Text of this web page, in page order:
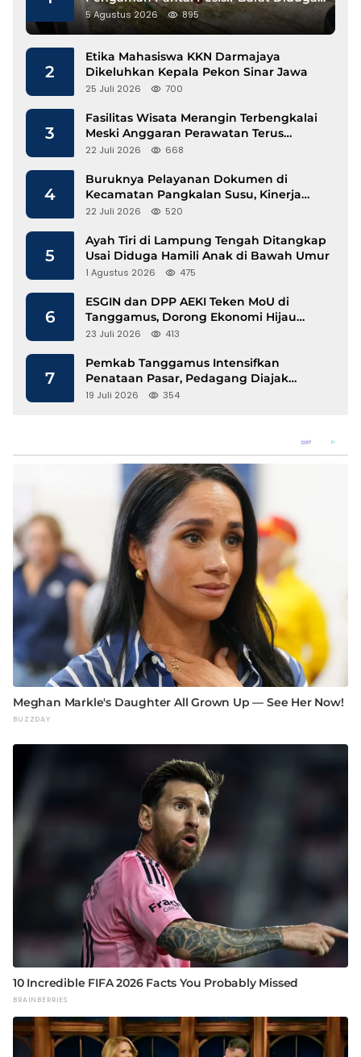
Gunakan Besi Banci
5 Agustus 2026 895
2
Etika Mahasiswa KKN Darmajaya
Dikeluhkan Kepala Pekon Sinar Jawa
25 Juli 2026 700
3
Fasilitas Wisata Merangin Terbengkalai
Meski Anggaran Perawatan Terus
Mengalir
22 Juli 2026 668
4
Buruknya Pelayanan Dokumen di
Kecamatan Pangkalan Susu, Kinerja
Disdukcapil Langkat Disorot
22 Juli 2026 520
5
Ayah Tiri di Lampung Tengah Ditangkap
Usai Diduga Hamili Anak di Bawah Umur
1 Agustus 2026 475
6
ESGIN dan DPP AEKI Teken MoU di
Tanggamus, Dorong Ekonomi Hijau
Berbasis Kopi dan Perdagangan Karbon
23 Juli 2026 413
7
Pemkab Tanggamus Intensifkan
Penataan Pasar, Pedagang Diajak
Tempati Pasar Modern Talang Padang
19 Juli 2026 354